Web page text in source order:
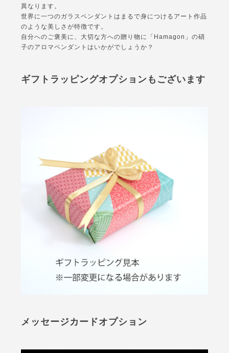
異なります。
世界に一つのガラスペンダントはまるで身につけるアート作品
のような美しさが特徴です。
自分へのご褒美に、大切な方への贈り物に「Hamagon」の硝
子のアロマペンダントはいかがでしょうか？
ギフトラッピングオプションもございます
メッセージカードオプション